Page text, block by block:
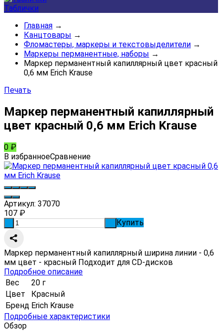
Таблички
Главная →
Канцтовары →
Фломастеры, маркеры и текстовыделители →
Маркеры перманентные, наборы →
Маркер перманентный капиллярный цвет красный
0,6 мм Erich Krause
Печать
Маркер перманентный капиллярный
цвет красный 0,6 мм Erich Krause
0 ₽
В избранноеСравнение
Артикул: 37070
107 ₽
Купить
Маркер перманентный капиллярный ширина линии - 0,6
мм цвет - красный Подходит для CD-дисков
Подробное описание
Вес
20 г
Цвет
Красный
Бренд Erich Krause
Подробные характеристики
Обзор